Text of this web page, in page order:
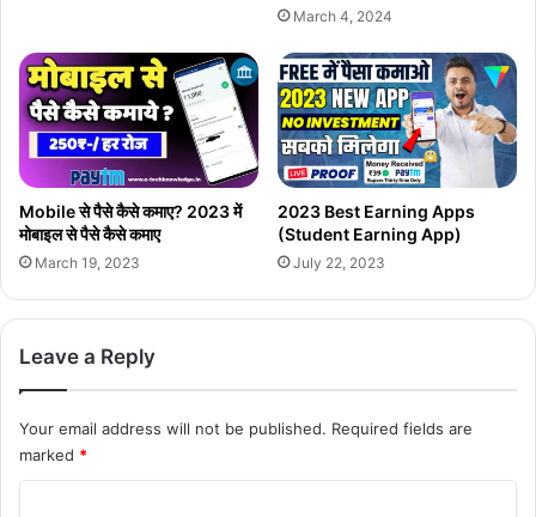
March 4, 2024
Mobile से पैसे कैसे कमाए? 2023 में
मोबाइल से पैसे कैसे कमाए
March 19, 2023
2023 Best Earning Apps
(Student Earning App)
July 22, 2023
Leave a Reply
Your email address will not be published. Required fields are
marked *